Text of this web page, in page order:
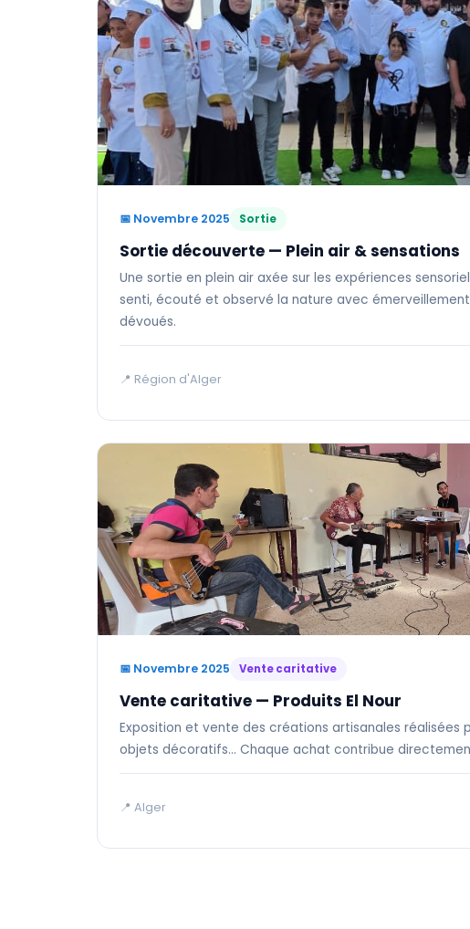
📅 Novembre 2025 Sortie
Sortie découverte — Plein air & sensations
Une sortie en plein air axée sur les expériences
senti, écouté et observé la nature avec
dévoués.
📍 Région d'Alger
📅 Novembre 2025 Vente caritative
Vente caritative — Produits El Nour
Exposition et vente des créations artisanales réalisées
objets décoratifs... Chaque achat contribue
📍 Alger